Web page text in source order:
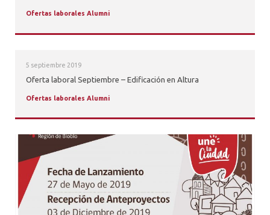
Ofertas laborales Alumni
5 septiembre 2019
Oferta laboral Septiembre – Edificación en Altura
Ofertas laborales Alumni